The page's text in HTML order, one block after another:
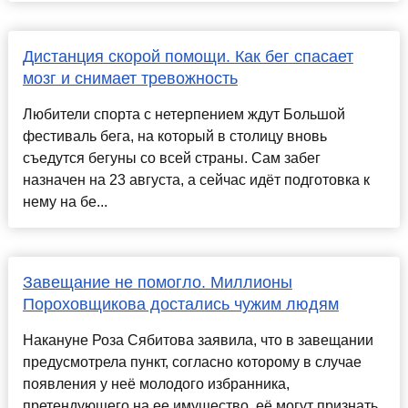
Дистанция скорой помощи. Как бег спасает
мозг и снимает тревожность
Любители спорта с нетерпением ждут Большой
фестиваль бега, на который в столицу вновь
съедутся бегуны со всей страны. Сам забег
назначен на 23 августа, а сейчас идёт подготовка к
нему на бе...
Завещание не помогло. Миллионы
Пороховщикова достались чужим людям
Накануне Роза Сябитова заявила, что в завещании
предусмотрела пункт, согласно которому в случае
появления у неё молодого избранника,